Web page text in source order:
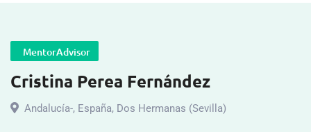
MentorAdvisor
Cristina Perea Fernández
Andalucía-, España, Dos Hermanas (Sevilla)